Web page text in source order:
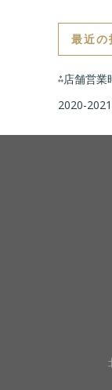
最近の
⁂店舗営業
2020-